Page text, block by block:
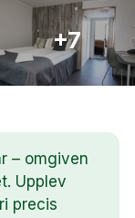
+7
– omgiven
Upplev
precis